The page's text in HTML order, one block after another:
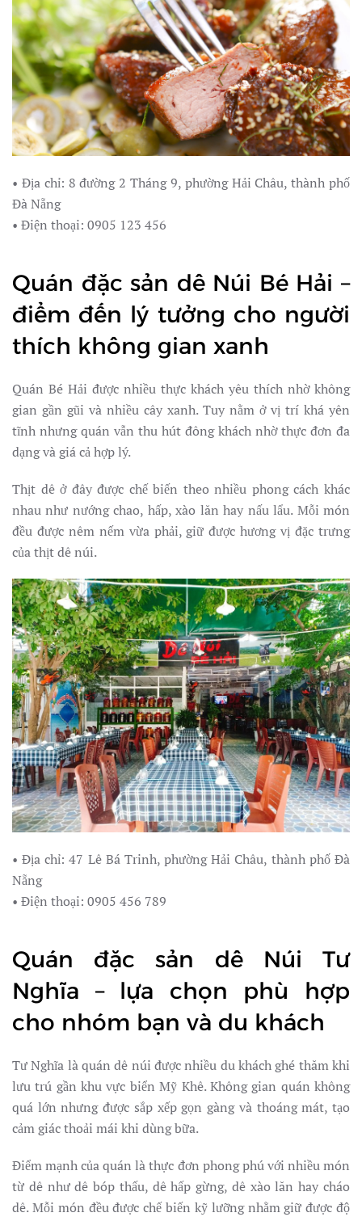
• Địa chỉ: 8 đường 2 Tháng 9, phường Hải Châu, thành phố
Đà Nẵng
• Điện thoại: 0905 123 456
Quán đặc sản dê Núi Bé Hải –
điểm đến lý tưởng cho người
thích không gian xanh
Quán Bé Hải được nhiều thực khách yêu thích nhờ không
gian gần gũi và nhiều cây xanh. Tuy nằm ở vị trí khá yên
tĩnh nhưng quán vẫn thu hút đông khách nhờ thực đơn đa
dạng và giá cả hợp lý.
Thịt dê ở đây được chế biến theo nhiều phong cách khác
nhau như nướng chao, hấp, xào lăn hay nấu lẩu. Mỗi món
đều được nêm nếm vừa phải, giữ được hương vị đặc trưng
của thịt dê núi.
• Địa chỉ: 47 Lê Bá Trinh, phường Hải Châu, thành phố Đà
Nẵng
• Điện thoại: 0905 456 789
Quán đặc sản dê Núi Tư
Nghĩa – lựa chọn phù hợp
cho nhóm bạn và du khách
Tư Nghĩa là quán dê núi được nhiều du khách ghé thăm khi
lưu trú gần khu vực biển Mỹ Khê. Không gian quán không
quá lớn nhưng được sắp xếp gọn gàng và thoáng mát, tạo
cảm giác thoải mái khi dùng bữa.
Điểm mạnh của quán là thực đơn phong phú với nhiều món
từ dê như dê bóp thấu, dê hấp gừng, dê xào lăn hay cháo
dê. Mỗi món đều được chế biến kỹ lưỡng nhằm giữ được độ